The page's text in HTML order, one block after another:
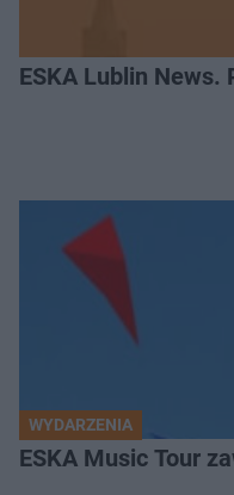
ESKA Lublin News.
WYDARZENIA
ESKA Music Tour